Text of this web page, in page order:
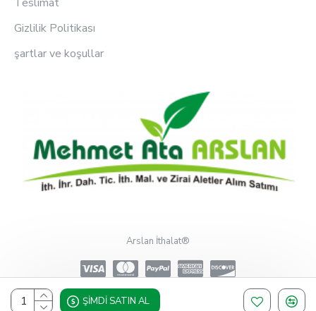
ŞIMDI SATIN AL
Gizlilik Politikası
şartlar ve koşullar
Arslan İthalat®